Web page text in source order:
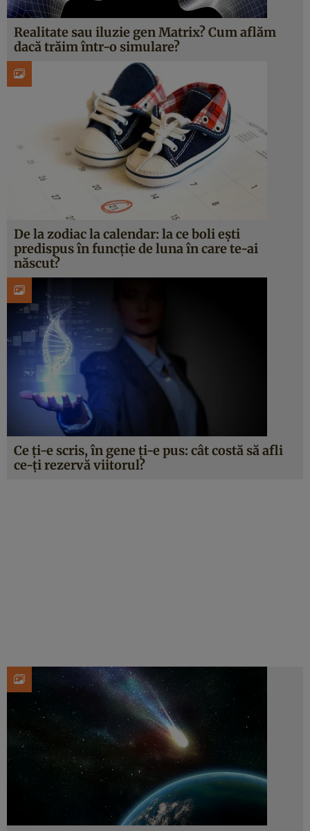
Realitate sau iluzie gen Matrix? Cum aflăm
dacă trăim într-o simulare?
De la zodiac la calendar: la ce boli eşti
predispus în funcţie de luna în care te-ai
născut?
Ce ţi-e scris, în gene ţi-e pus: cât costă să afli
ce-ţi rezervă viitorul?